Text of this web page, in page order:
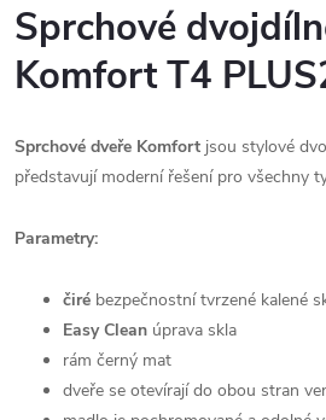
Sprchové
KomfortT4
Sprchové dveře Komfort jsou stylové
představují moderní řešení pro všechny
Parametry:
čiré bezpečnostní tvrzené kalené
Easy Clean úprava skla
rám černý mat
dveře se otevírají do obou stran